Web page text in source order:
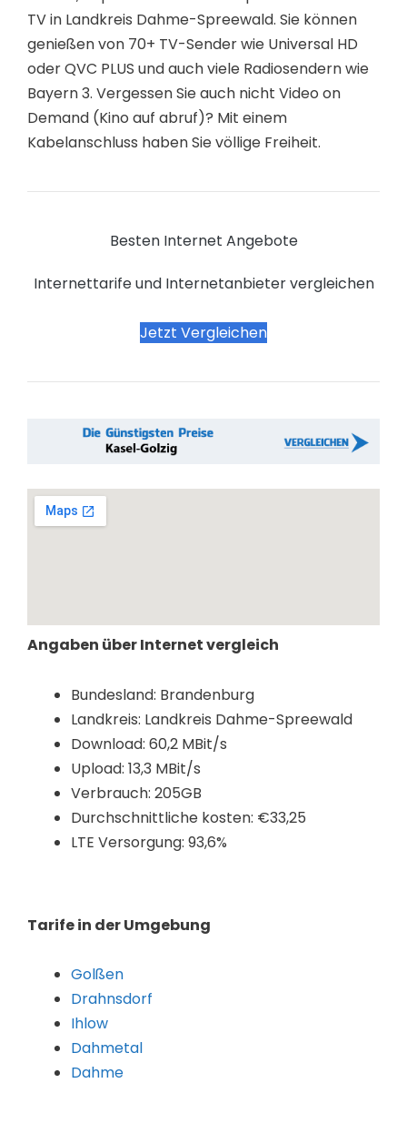
TV in Landkreis Dahme-Spreewald. Sie können
genießen von 70+ TV-Sender wie Universal HD
oder QVC PLUS und auch viele Radiosendern wie
Bayern 3. Vergessen Sie auch nicht Video on
Demand (Kino auf abruf)? Mit einem
Kabelanschluss haben Sie völlige Freiheit.
Besten Internet Angebote
Internettarife und Internetanbieter vergleichen
Jetzt Vergleichen
Angaben über Internet vergleich
Bundesland: Brandenburg
Landkreis: Landkreis Dahme-Spreewald
Download: 60,2 MBit/s
Upload: 13,3 MBit/s
Verbrauch: 205GB
Durchschnittliche kosten: €33,25
LTE Versorgung: 93,6%
Tarife in der Umgebung
Golßen
Drahnsdorf
Ihlow
Dahmetal
Dahme